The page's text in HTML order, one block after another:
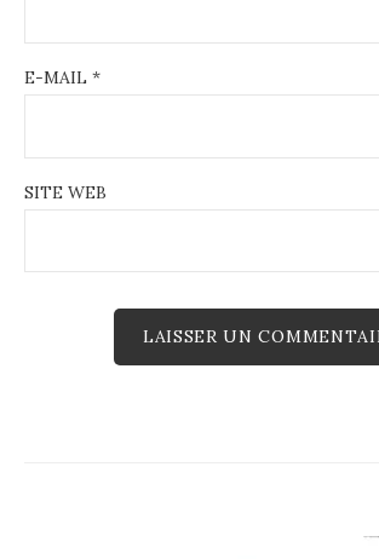
E-MAIL *
SITE WEB